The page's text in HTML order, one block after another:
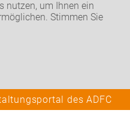
nutzen, um Ihnen ein
Stimmen Sie
des ADFC